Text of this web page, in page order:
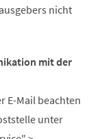
nicht
mit der
E-Mail beachten
unter